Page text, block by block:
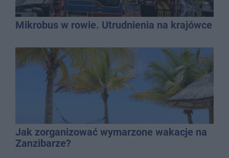
Mikrobus w rowie. Utrudnienia na krajówce
Jak zorganizować wymarzone wakacje na
Zanzibarze?